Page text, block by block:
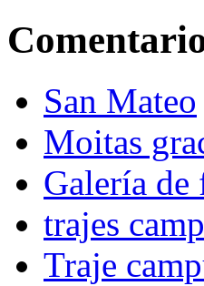
San Mateo
Moitas
Galería de
trajes
Traje